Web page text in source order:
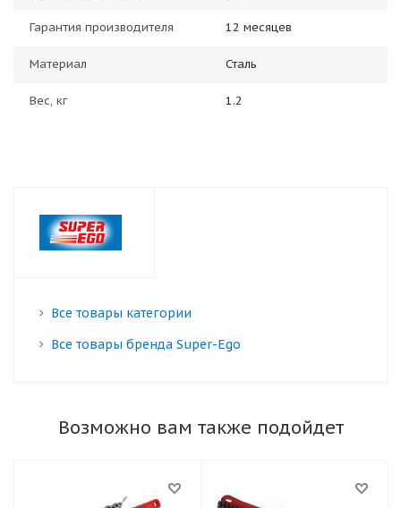
Гарантия производителя 12 месяцев
Материал Сталь
Вес, кг 1.2
Все товары категории
Все товары бренда Super-Ego
Возможно вам также подойдет